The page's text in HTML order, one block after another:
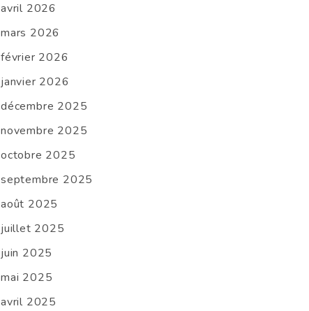
avril 2026
mars 2026
février 2026
janvier 2026
décembre 2025
novembre 2025
octobre 2025
septembre 2025
août 2025
juillet 2025
juin 2025
mai 2025
avril 2025